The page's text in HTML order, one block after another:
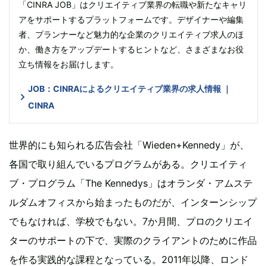
「CINRA JOB」はクリエイティブ業界の転職や新たなキャリ
アをサポートするプラットフォームです。デザイナーや編集
者、プランナーなど魅力的な企業のクリエイティブ求人のほ
か、働き方をアップデートするヒントなど、さまざまなお役
立ち情報をお届けします。
JOB：CINRAによるクリエイティブ業界の求人情報 ｜
CINRA
世界的にも知られる広告会社「Wieden+Kennedy」が、
各国で取り組んでいるプログラムがある。クリエイティ
ブ・プログラム「The Kennedys」はオランダ・アムステ
ルダムオフィスから始まったものだが、インターンシップ
でもなければ、学校でもない。7か月間、プロのクリエイ
ターのサポートの下で、実際のクライアントのために作品
を作る実践的な課程となっている。2011年以降、ロンド